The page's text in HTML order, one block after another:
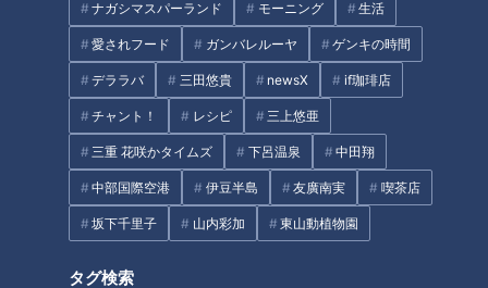
ナガシマスパーランド モーニング 生活
愛されフード ガンバレルーヤ ゲンキの時間
デララバ 三田悠貴 newsX if珈琲店
チャント！ レシピ 三上悠亜
三重 花咲かタイムズ 下呂温泉 中田翔
中部国際空港 伊豆半島 友廣南実 喫茶店
坂下千里子 山内彩加 東山動植物園
タグ検索
った“苺の映えパフェ"を海を眺
めながら堪能できる!
北辻利寿 コラム 東西南北論説風 熱中症対策
オススメ関連コンテンツ